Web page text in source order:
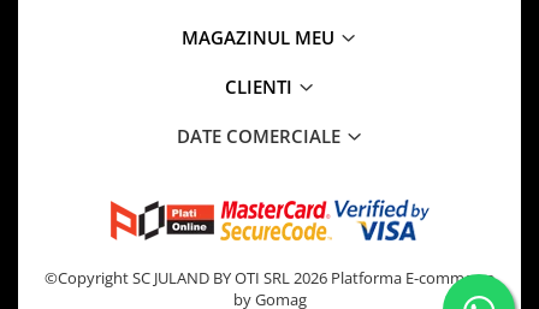
MAGAZINUL MEU
CLIENTI
DATE COMERCIALE
©Copyright SC JULAND BY OTI SRL 2026 Platforma E-commerce
by Gomag